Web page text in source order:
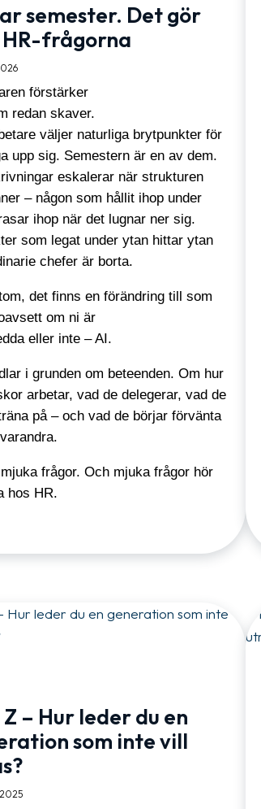
semester. Det gör
frågorna
förstärker
redan skaver.
väljer naturliga brytpunkter för
upp sig. Semestern är en av dem.
eskalerar när strukturen
– någon som hållit ihop under
ihop när det lugnar ner sig.
som legat under ytan hittar ytan
chefer är borta.
det finns en förändring till som
om ni är
eller inte – AI.
i grunden om beteenden. Om hur
arbetar, vad de delegerar, vad de
på – och vad de börjar förvänta
frågor. Och mjuka frågor hör
hos HR.
Z – Hur leder du en
som inte vill